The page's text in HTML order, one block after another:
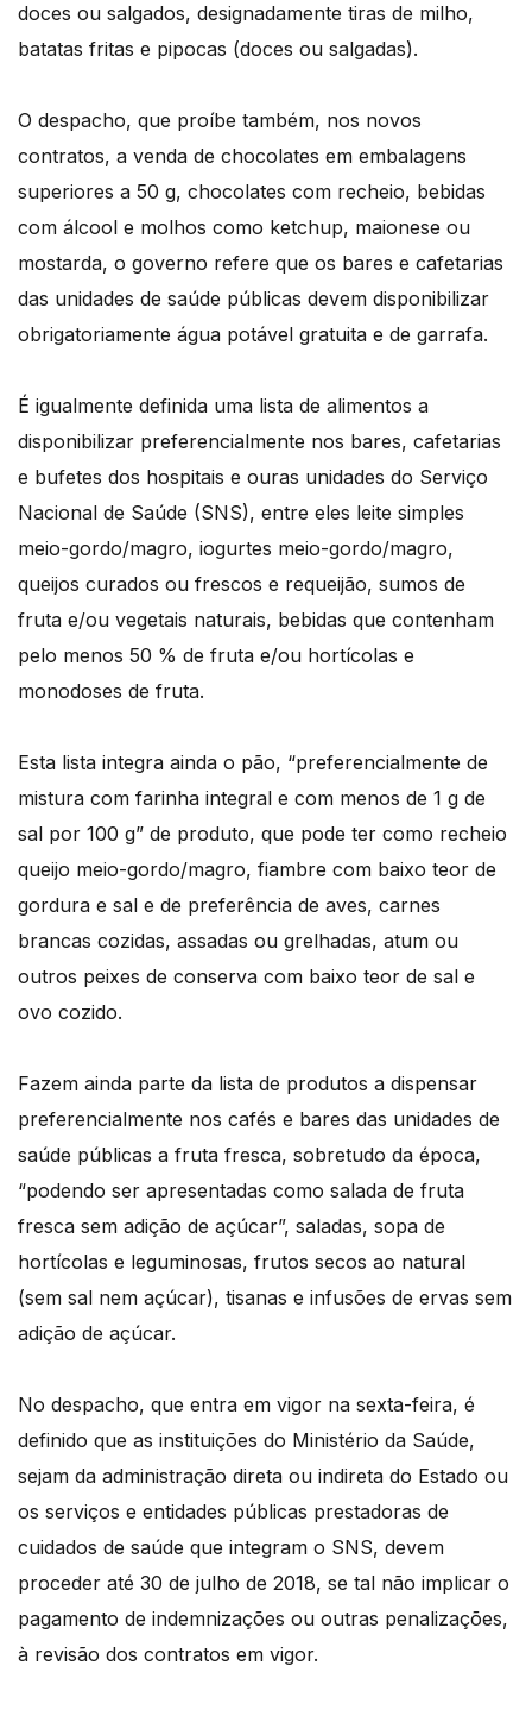
doces ou salgados, designadamente tiras de milho,
batatas fritas e pipocas (doces ou salgadas).
O despacho, que proíbe também, nos novos
contratos, a venda de chocolates em embalagens
superiores a 50 g, chocolates com recheio, bebidas
com álcool e molhos como ketchup, maionese ou
mostarda, o governo refere que os bares e cafetarias
das unidades de saúde públicas devem disponibilizar
obrigatoriamente água potável gratuita e de garrafa.
É igualmente definida uma lista de alimentos a
disponibilizar preferencialmente nos bares, cafetarias
e bufetes dos hospitais e ouras unidades do Serviço
Nacional de Saúde (SNS), entre eles leite simples
meio-gordo/magro, iogurtes meio-gordo/magro,
queijos curados ou frescos e requeijão, sumos de
fruta e/ou vegetais naturais, bebidas que contenham
pelo menos 50 % de fruta e/ou hortícolas e
monodoses de fruta.
Esta lista integra ainda o pão, “preferencialmente de
mistura com farinha integral e com menos de 1 g de
sal por 100 g” de produto, que pode ter como recheio
queijo meio-gordo/magro, fiambre com baixo teor de
gordura e sal e de preferência de aves, carnes
brancas cozidas, assadas ou grelhadas, atum ou
outros peixes de conserva com baixo teor de sal e
ovo cozido.
Fazem ainda parte da lista de produtos a dispensar
preferencialmente nos cafés e bares das unidades de
saúde públicas a fruta fresca, sobretudo da época,
“podendo ser apresentadas como salada de fruta
fresca sem adição de açúcar”, saladas, sopa de
hortícolas e leguminosas, frutos secos ao natural
(sem sal nem açúcar), tisanas e infusões de ervas sem
adição de açúcar.
No despacho, que entra em vigor na sexta-feira, é
definido que as instituições do Ministério da Saúde,
sejam da administração direta ou indireta do Estado ou
os serviços e entidades públicas prestadoras de
cuidados de saúde que integram o SNS, devem
proceder até 30 de julho de 2018, se tal não implicar o
pagamento de indemnizações ou outras penalizações,
à revisão dos contratos em vigor.